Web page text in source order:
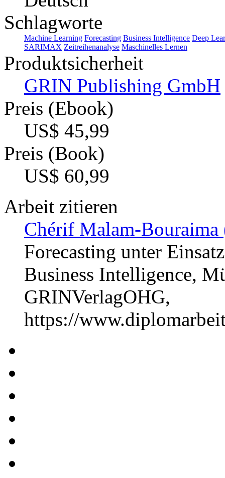
Schlagworte
Machine Learning Forecasting Business Intelligence Deep
SARIMAX Zeitreihenanalyse Maschinelles Lernen
Produktsicherheit
GRIN Publishing GmbH
Preis (Ebook)
US$ 45,99
Preis (Book)
US$ 60,99
Arbeit zitieren
Chérif Malam-
Forecasting unter
Business Intelligence,
GRINVerlagOHG,
https://